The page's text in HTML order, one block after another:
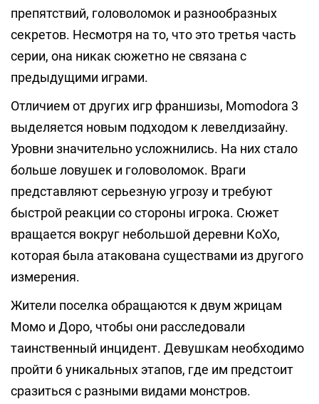
препятствий, головоломок и разнообразных
секретов. Несмотря на то, что это третья часть
серии, она никак сюжетно не связана с
предыдущими играми.
Отличием от других игр франшизы, Momodora 3
выделяется новым подходом к левелдизайну.
Уровни значительно усложнились. На них стало
больше ловушек и головоломок. Враги
представляют серьезную угрозу и требуют
быстрой реакции со стороны игрока. Сюжет
вращается вокруг небольшой деревни КоХо,
которая была атакована существами из другого
измерения.
Жители поселка обращаются к двум жрицам
Момо и Доро, чтобы они расследовали
таинственный инцидент. Девушкам необходимо
пройти 6 уникальных этапов, где им предстоит
сразиться с разными видами монстров.